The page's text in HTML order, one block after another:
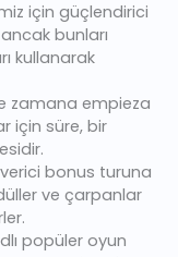
için güçlendirici
ancak bunları
kullanarak
zamana empieza
için süre, bir
bonus turuna
ve çarpanlar
popüler oyun